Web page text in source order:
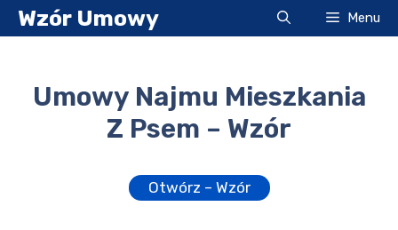
Przejdź
do
Wzór Umowy Menu
Umowy Najmu Mieszkania
Z Psem – Wzór
Otwórz – Wzór